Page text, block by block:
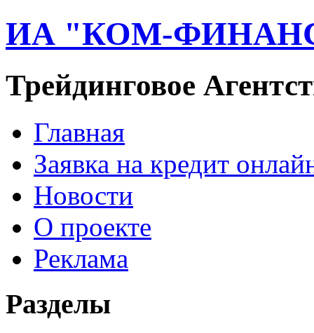
ИА "КОМ-
Трейдинговое
Главная
Заявка на кредит
Новости
О проекте
Реклама
Разделы